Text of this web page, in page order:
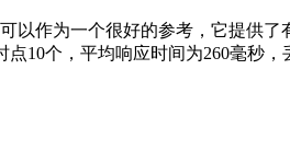
可以作为一个很好的参考，它提供
10个，平均响应时间为260毫秒